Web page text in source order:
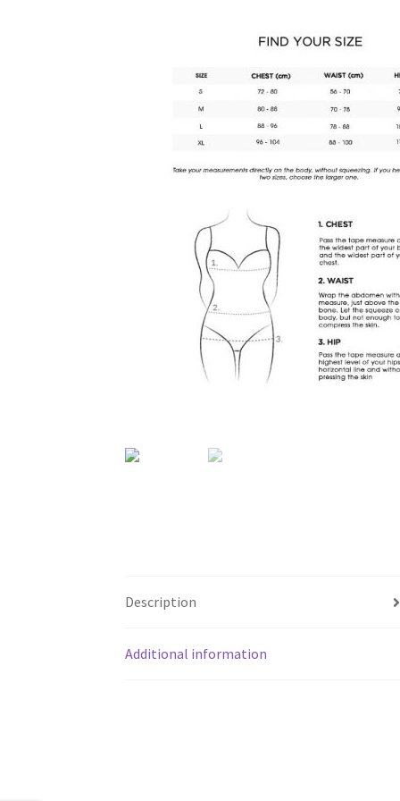
Description
Additional information